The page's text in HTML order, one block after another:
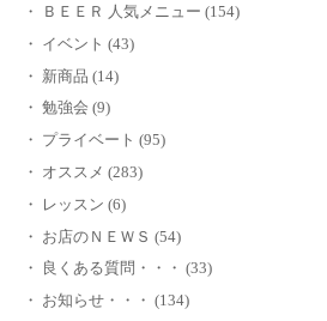
ＢＥＥＲ 人気メニュー (154)
イベント (43)
新商品 (14)
勉強会 (9)
プライベート (95)
オススメ (283)
レッスン (6)
お店のＮＥＷＳ (54)
良くある質問・・・ (33)
お知らせ・・・ (134)